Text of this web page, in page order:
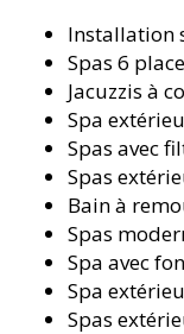
Installation
Spas 6
Jacuzzis à
Spa
Spas avec
Spas
Bain à
Spas
Spa avec
Spa
Spas